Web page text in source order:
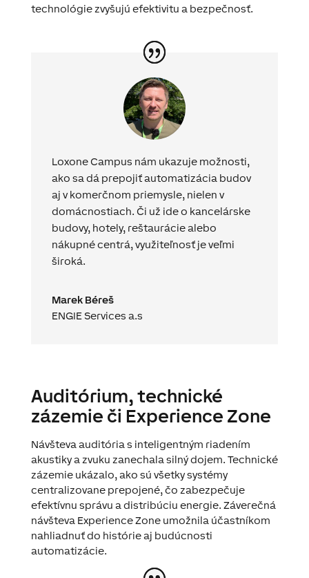
technológie zvyšujú efektivitu a bezpečnosť.
Loxone Campus nám ukazuje možnosti,
ako sa dá prepojiť automatizácia budov
aj v komerčnom priemysle, nielen v
domácnostiach. Či už ide o kancelárske
budovy, hotely, reštaurácie alebo
nákupné centrá, využiteľnosť je veľmi
široká.
Marek Béreš
ENGIE Services a.s
Auditórium, technické
zázemie či Experience Zone
Návšteva auditória s inteligentným riadením
akustiky a zvuku zanechala silný dojem. Technické
zázemie ukázalo, ako sú všetky systémy
centralizovane prepojené, čo zabezpečuje
efektívnu správu a distribúciu energie. Záverečná
návšteva Experience Zone umožnila účastníkom
nahliadnuť do histórie aj budúcnosti
automatizácie.